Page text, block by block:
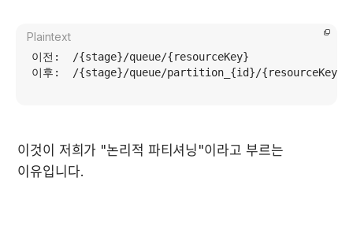
Plaintext
이전:  /{stage}/queue/{resourceKey}                ←
이후:  /{stage}/queue/partition_{id}/{resourceKey}
이것이 저희가 "논리적 파티셔닝"이라고 부르는
이유입니다.